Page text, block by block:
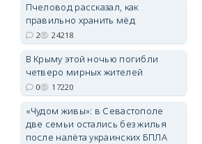
Пчеловод рассказал, как
правильно хранить мёд
2 24218
В Крыму этой ночью погибли
четверо мирных жителей
0 17220
«Чудом живы»: в Севастополе
две семьи остались без жилья
после налёта украинских БПЛА